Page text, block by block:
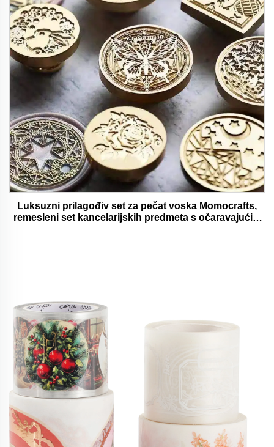
Luksuzni prilagođiv set za pečat voska Momocrafts,
remesleni set kancelarijskih predmeta s očaravajućim